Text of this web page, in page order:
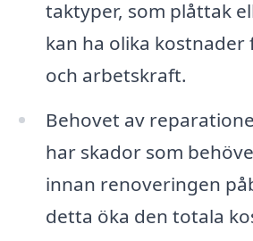
taktyper, som plåttak
kan ha olika
och arbetskraft.
Behovet av
har skador som
innan renoveringen
detta öka den totala